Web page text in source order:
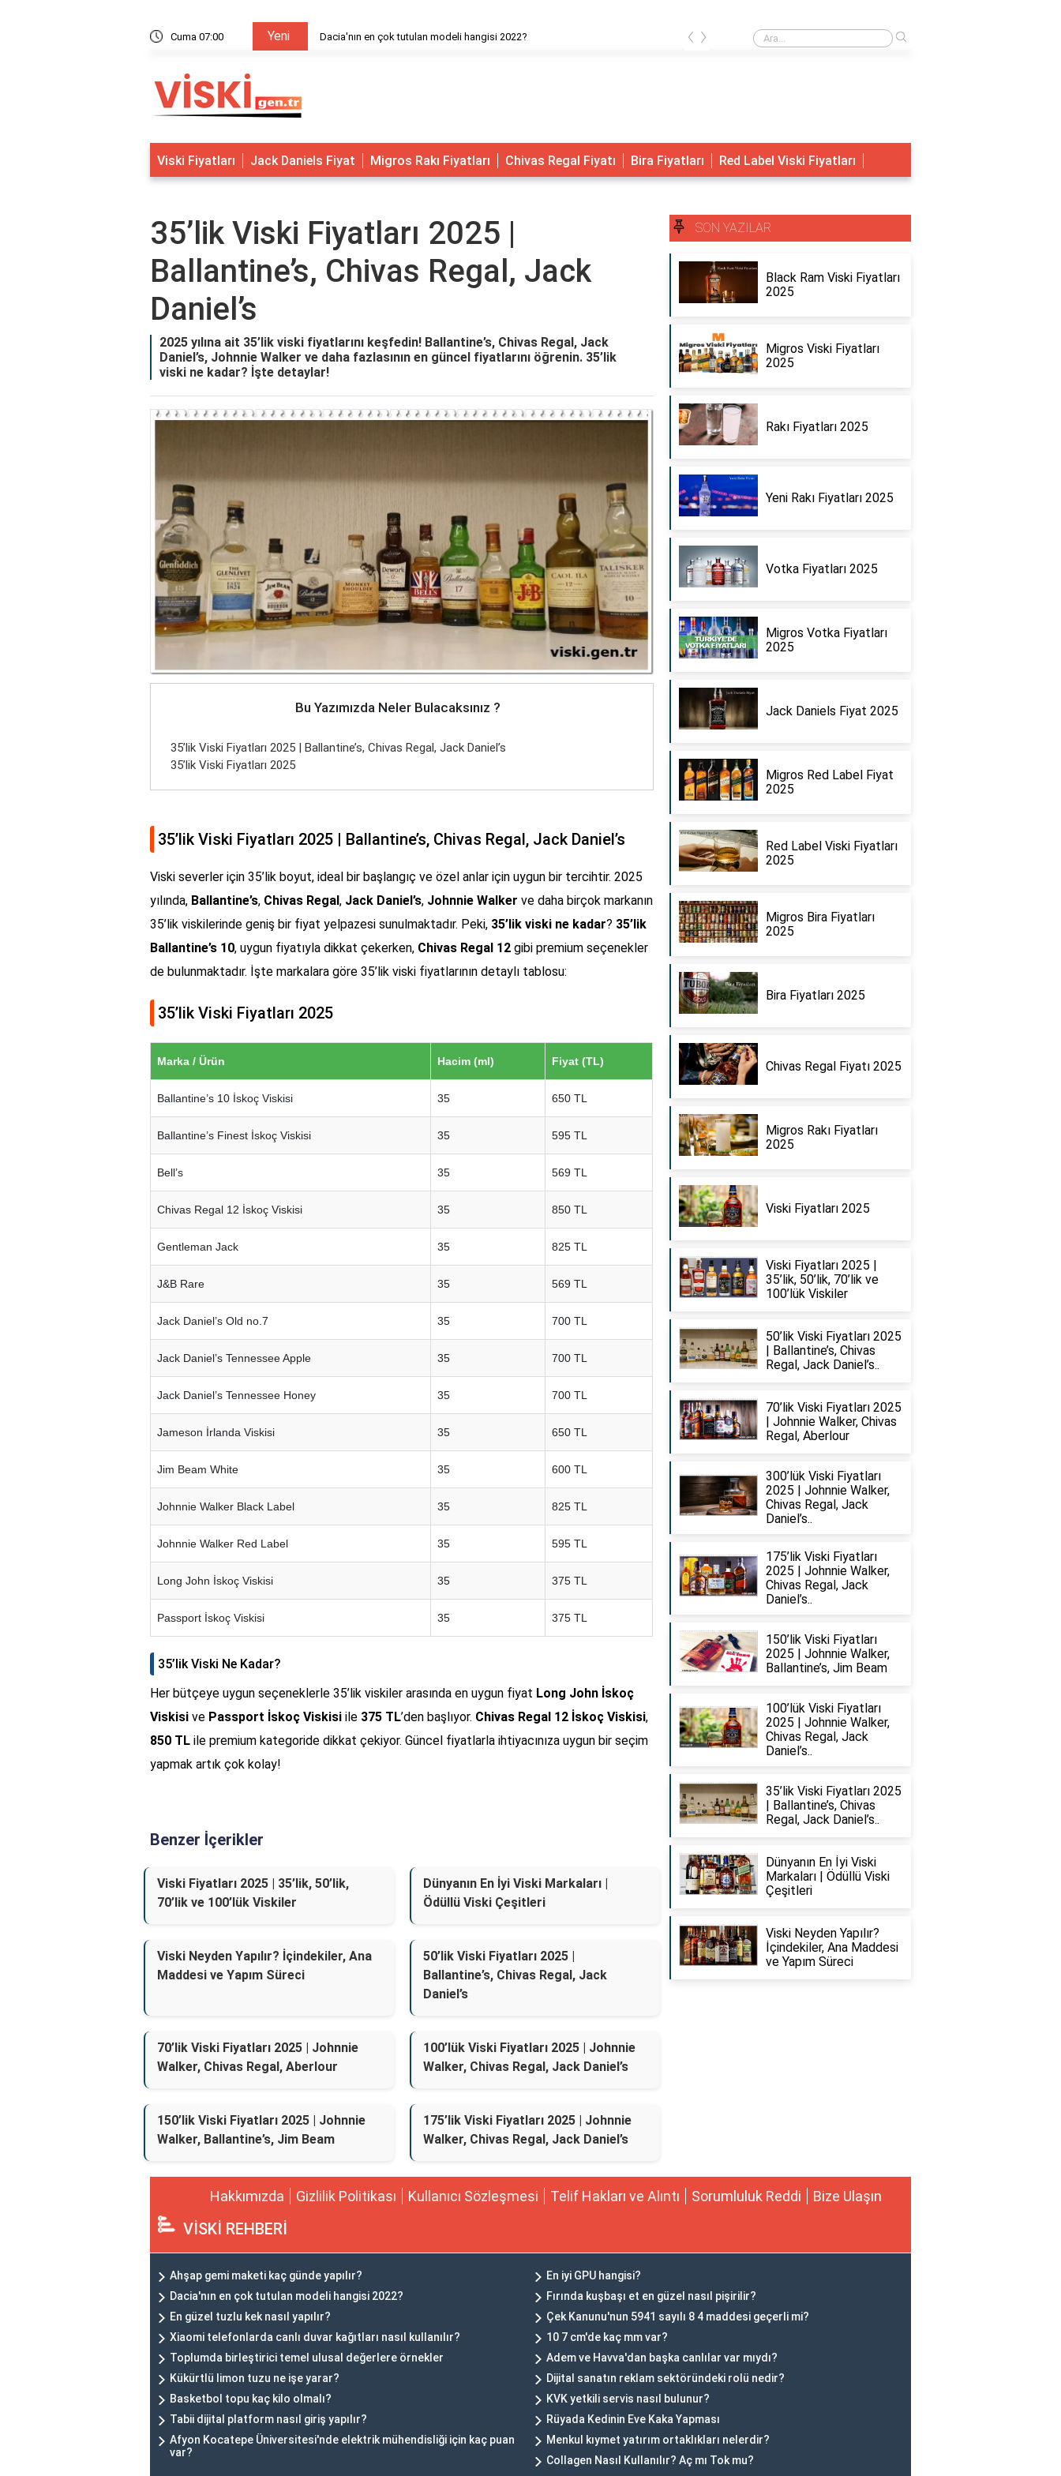
Cuma 07:00 Yeni Dacia'nın en çok tutulan modeli hangisi 2022? Dacia'nın en çok tutulan modeli hangisi 2022?
‹ ›
Viski Fiyatları Jack Daniels Fiyat Migros Rakı Fiyatları Chivas Regal Fiyatı Bira Fiyatları Red Label Viski Fiyatları
35’lik Viski Fiyatları 2025 |
Ballantine’s, Chivas Regal, Jack
Daniel’s
2025 yılına ait 35’lik viski fiyatlarını keşfedin! Ballantine’s, Chivas Regal, Jack
Daniel’s, Johnnie Walker ve daha fazlasının en güncel fiyatlarını öğrenin. 35’lik
viski ne kadar? İşte detaylar!
Bu Yazımızda Neler Bulacaksınız ?
35’lik Viski Fiyatları 2025 | Ballantine’s, Chivas Regal, Jack Daniel’s
35’lik Viski Fiyatları 2025
35’lik Viski Fiyatları 2025 | Ballantine’s, Chivas Regal, Jack Daniel’s
Viski severler için 35’lik boyut, ideal bir başlangıç ve özel anlar için uygun bir tercihtir. 2025
yılında, Ballantine’s, Chivas Regal, Jack Daniel’s, Johnnie Walker ve daha birçok markanın
35’lik viskilerinde geniş bir fiyat yelpazesi sunulmaktadır. Peki, 35’lik viski ne kadar? 35’lik
Ballantine’s 10, uygun fiyatıyla dikkat çekerken, Chivas Regal 12 gibi premium seçenekler
de bulunmaktadır. İşte markalara göre 35’lik viski fiyatlarının detaylı tablosu:
35’lik Viski Fiyatları 2025
Marka / Ürün Hacim (ml) Fiyat (TL)
Ballantine’s 10 İskoç Viskisi 35 650 TL
Ballantine’s Finest İskoç Viskisi 35 595 TL
Bell’s 35 569 TL
Chivas Regal 12 İskoç Viskisi 35 850 TL
Gentleman Jack 35 825 TL
J&B Rare 35 569 TL
Jack Daniel’s Old no.7 35 700 TL
Jack Daniel’s Tennessee Apple 35 700 TL
Jack Daniel’s Tennessee Honey 35 700 TL
Jameson İrlanda Viskisi 35 650 TL
Jim Beam White 35 600 TL
Johnnie Walker Black Label 35 825 TL
Johnnie Walker Red Label 35 595 TL
Long John İskoç Viskisi 35 375 TL
Passport İskoç Viskisi 35 375 TL
35’lik Viski Ne Kadar?
Her bütçeye uygun seçeneklerle 35’lik viskiler arasında en uygun fiyat Long John İskoç
Viskisi ve Passport İskoç Viskisi ile 375 TL’den başlıyor. Chivas Regal 12 İskoç Viskisi,
850 TL ile premium kategoride dikkat çekiyor. Güncel fiyatlarla ihtiyacınıza uygun bir seçim
yapmak artık çok kolay!
Benzer İçerikler
Viski Fiyatları 2025 | 35’lik, 50’lik,
70’lik ve 100’lük Viskiler
Dünyanın En İyi Viski Markaları |
Ödüllü Viski Çeşitleri
Viski Neyden Yapılır? İçindekiler, Ana
Maddesi ve Yapım Süreci
50’lik Viski Fiyatları 2025 |
Ballantine’s, Chivas Regal, Jack
Daniel’s
70’lik Viski Fiyatları 2025 | Johnnie
Walker, Chivas Regal, Aberlour
100’lük Viski Fiyatları 2025 | Johnnie
Walker, Chivas Regal, Jack Daniel’s
150’lik Viski Fiyatları 2025 | Johnnie
Walker, Ballantine’s, Jim Beam
175’lik Viski Fiyatları 2025 | Johnnie
Walker, Chivas Regal, Jack Daniel’s
SON YAZILAR
Black Ram Viski Fiyatları
2025
Migros Viski Fiyatları
2025
Rakı Fiyatları 2025
Yeni Rakı Fiyatları 2025
Votka Fiyatları 2025
Migros Votka Fiyatları
2025
Jack Daniels Fiyat 2025
Migros Red Label Fiyat
2025
Red Label Viski Fiyatları
2025
Migros Bira Fiyatları
2025
Bira Fiyatları 2025
Chivas Regal Fiyatı 2025
Migros Rakı Fiyatları
2025
Viski Fiyatları 2025
Viski Fiyatları 2025 |
35’lik, 50’lik, 70’lik ve
100’lük Viskiler
50’lik Viski Fiyatları 2025
| Ballantine’s, Chivas
Regal, Jack Daniel’s..
70’lik Viski Fiyatları 2025
| Johnnie Walker, Chivas
Regal, Aberlour
300’lük Viski Fiyatları
2025 | Johnnie Walker,
Chivas Regal, Jack
Daniel’s..
175’lik Viski Fiyatları
2025 | Johnnie Walker,
Chivas Regal, Jack
Daniel’s..
150’lik Viski Fiyatları
2025 | Johnnie Walker,
Ballantine’s, Jim Beam
100’lük Viski Fiyatları
2025 | Johnnie Walker,
Chivas Regal, Jack
Daniel’s..
35’lik Viski Fiyatları 2025
| Ballantine’s, Chivas
Regal, Jack Daniel’s..
Dünyanın En İyi Viski
Markaları | Ödüllü Viski
Çeşitleri
Viski Neyden Yapılır?
İçindekiler, Ana Maddesi
ve Yapım Süreci
Hakkımızda Gizlilik Politikası Kullanıcı Sözleşmesi Telif Hakları ve Alıntı Sorumluluk Reddi Bize Ulaşın
VİSKİ REHBERİ
Ahşap gemi maketi kaç günde yapılır?
En iyi GPU hangisi?
Dacia'nın en çok tutulan modeli hangisi 2022?
Fırında kuşbaşı et en güzel nasıl pişirilir?
En güzel tuzlu kek nasıl yapılır?
Çek Kanunu'nun 5941 sayılı 8 4 maddesi geçerli mi?
Xiaomi telefonlarda canlı duvar kağıtları nasıl kullanılır?
10 7 cm'de kaç mm var?
Toplumda birleştirici temel ulusal değerlere örnekler
Adem ve Havva'dan başka canlılar var mıydı?
Kükürtlü limon tuzu ne işe yarar?
Dijital sanatın reklam sektöründeki rolü nedir?
Basketbol topu kaç kilo olmalı?
KVK yetkili servis nasıl bulunur?
Tabii dijital platform nasıl giriş yapılır?
Rüyada Kedinin Eve Kaka Yapması
Afyon Kocatepe Üniversitesi'nde elektrik mühendisliği için kaç puan
var?
Menkul kıymet yatırım ortaklıkları nelerdir?
Collagen Nasıl Kullanılır? Aç mı Tok mu?